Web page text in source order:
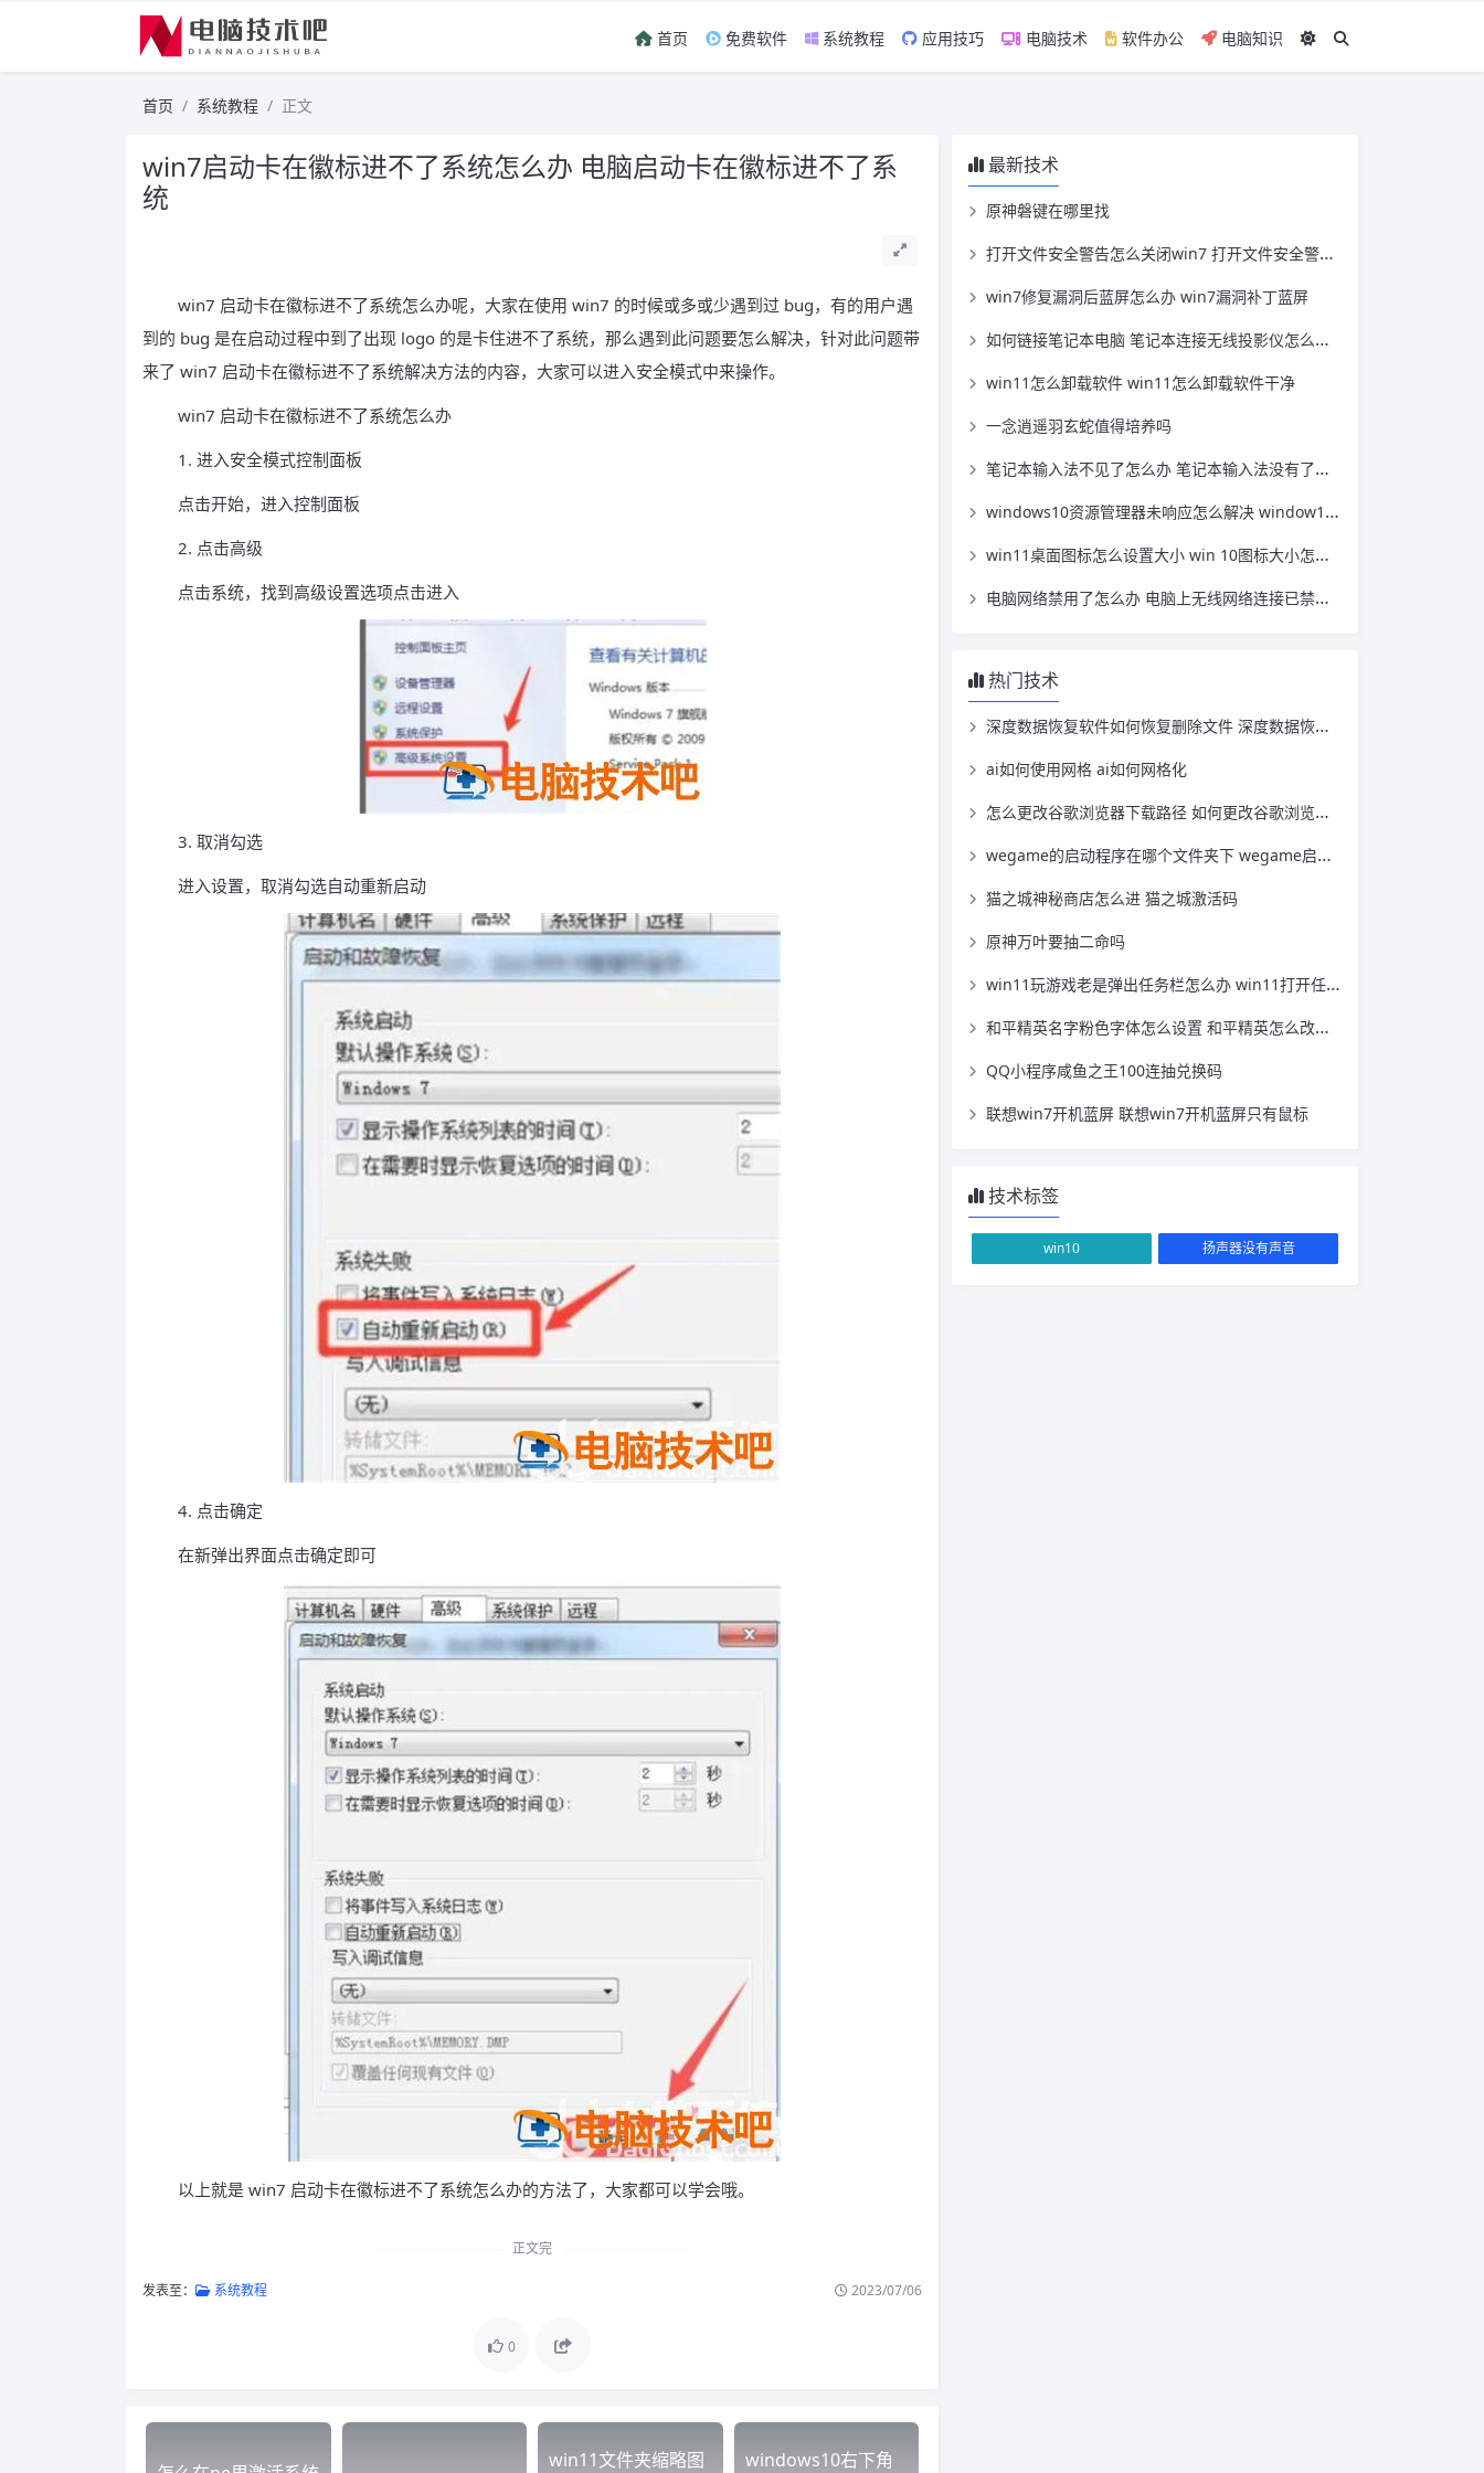
首页 免费软件 系统教程 应用技巧 电脑技术 软件办公 电脑知识
首页 系统教程 正文
win7启动卡在徽标进不了系统怎么办 电脑启动卡在徽标进不了系
统
win7 启动卡在徽标进不了系统怎么办呢，大家在使用 win7 的时候或多或少遇到过 bug，有的用户遇
到的 bug 是在启动过程中到了出现 logo 的是卡住进不了系统，那么遇到此问题要怎么解决，针对此问题带
来了 win7 启动卡在徽标进不了系统解决方法的内容，大家可以进入安全模式中来操作。
win7 启动卡在徽标进不了系统怎么办
1. 进入安全模式控制面板
点击开始，进入控制面板
2. 点击高级
点击系统，找到高级设置选项点击进入
3. 取消勾选
进入设置，取消勾选自动重新启动
4. 点击确定
在新弹出界面点击确定即可
以上就是 win7 启动卡在徽标进不了系统怎么办的方法了，大家都可以学会哦。
正文完
发表至： 系统教程 2023/07/06
0
win11文件夹缩略图 windows10右下角
最新技术
原神磐键在哪里找
打开文件安全警告怎么关闭win7 打开文件安全警告怎么关闭win11
win7修复漏洞后蓝屏怎么办 win7漏洞补丁蓝屏
如何链接笔记本电脑 笔记本连接无线投影仪怎么连接
win11怎么卸载软件 win11怎么卸载软件干净
一念逍遥羽玄蛇值得培养吗
笔记本输入法不见了怎么办 笔记本输入法没有了怎么办
windows10资源管理器未响应怎么解决 window10资源管理器无响应
win11桌面图标怎么设置大小 win 10图标大小怎么设置
电脑网络禁用了怎么办 电脑上无线网络连接已禁用怎么办
热门技术
深度数据恢复软件如何恢复删除文件 深度数据恢复软件怎么使用
ai如何使用网格 ai如何网格化
怎么更改谷歌浏览器下载路径 如何更改谷歌浏览器下载路径
wegame的启动程序在哪个文件夹下 wegame启动程序在哪里
猫之城神秘商店怎么进 猫之城激活码
原神万叶要抽二命吗
win11玩游戏老是弹出任务栏怎么办 win11打开任务栏闪退
和平精英名字粉色字体怎么设置 和平精英怎么改颜色字体
QQ小程序咸鱼之王100连抽兑换码
联想win7开机蓝屏 联想win7开机蓝屏只有鼠标
技术标签
win10 扬声器没有声音